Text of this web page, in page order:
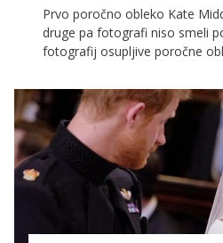
Prvo poročno obleko Kate
druge pa fotografi niso smeli
fotografij osupljive poročne